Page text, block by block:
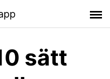
sätt